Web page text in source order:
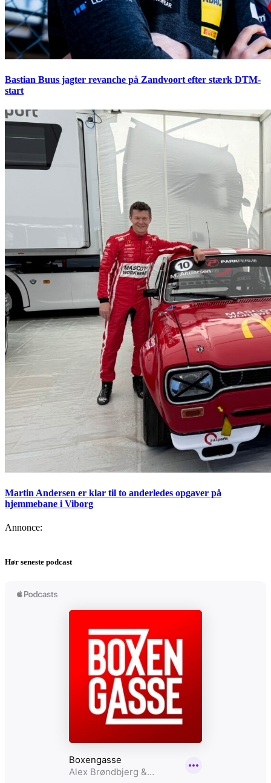
Bastian Buus jagter revanche på Zandvoort efter stærk DTM-
start
Martin Andersen er klar til to anderledes opgaver på
hjemmebane i Viborg
Annonce:
Hør seneste podcast